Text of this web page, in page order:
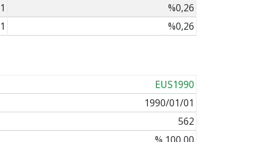
1
%0,26
1 %0,26
EUS1990
1990/01/01
562